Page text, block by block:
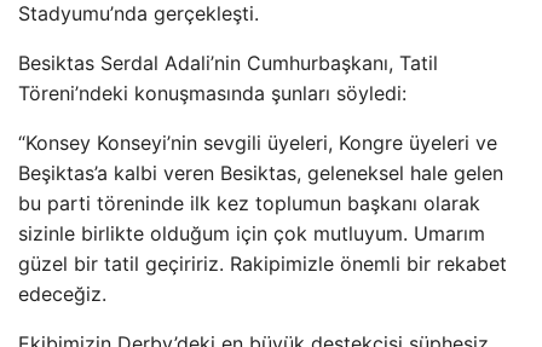
Stadyumu’nda gerçekleşti.
Besiktas Serdal Adali’nin Cumhurbaşkanı, Tatil
Töreni’ndeki konuşmasında şunları söyledi:
“Konsey Konseyi’nin sevgili üyeleri, Kongre üyeleri ve
Beşiktas’a kalbi veren Besiktas, geleneksel hale gelen
bu parti töreninde ilk kez toplumun başkanı olarak
sizinle birlikte olduğum için çok mutluyum. Umarım
güzel bir tatil geçiririz. Rakipimizle önemli bir rekabet
edeceğiz.